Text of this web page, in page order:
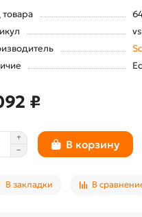
₽
В корзину
В закладки В